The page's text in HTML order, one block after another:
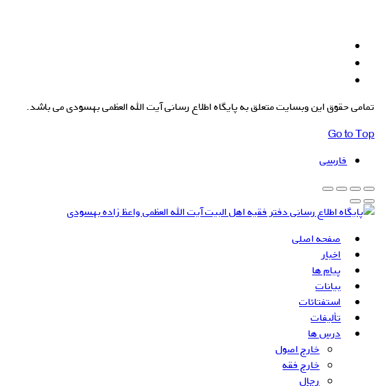
تمامی حقوق این وبسایت متعلق به پایگاه اطلاع رسانی آیت الله العظمی بهسودی می باشد.
Go to Top
فارسی
صفحه اصلی
اخبار
پیام ها
بیانات
استفتائات
تألیفات
درس ها
خارج اصول
خارج فقه
رجال